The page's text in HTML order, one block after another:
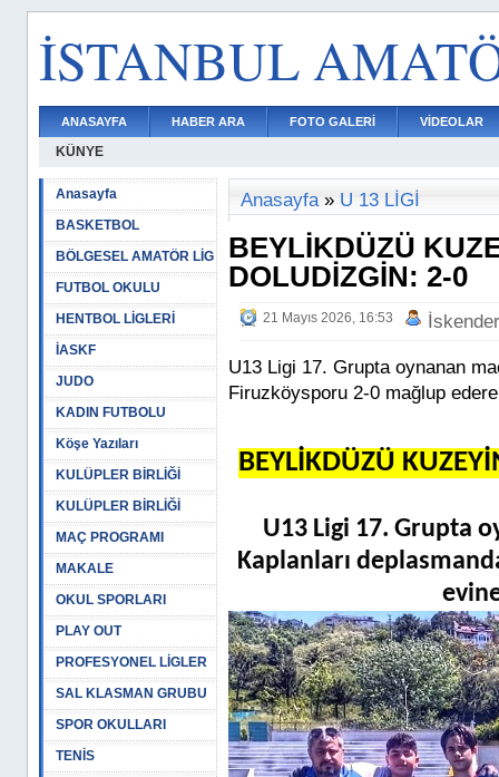
İSTANBUL
ANASAYFA HABER ARA FOTO GALERİ VİDEOLAR
KÜNYE
Anasayfa
BASKETBOL
BÖLGESEL AMATÖR LİG
FUTBOL OKULU
HENTBOL LİGLERİ
İASKF
JUDO
KADIN FUTBOLU
Köşe Yazıları
KULÜPLER BİRLİĞİ
KULÜPLER BİRLİĞİ
MAÇ PROGRAMI
MAKALE
OKUL SPORLARI
PLAY OUT
PROFESYONEL LİGLER
SAL KLASMAN GRUBU
SPOR OKULLARI
TENİS
Anasayfa» U 13 LİGİ
BEYLİKDÜZÜ
DOLUDİZGİN: 2-0
21 Mayıs 2026, 16:53
U13 Ligi 17. Grupta oynanan
Firuzköysporu 2-0 mağlup
BEYLİKDÜZÜ
U13 Ligi 17. Grupta
Kaplanları